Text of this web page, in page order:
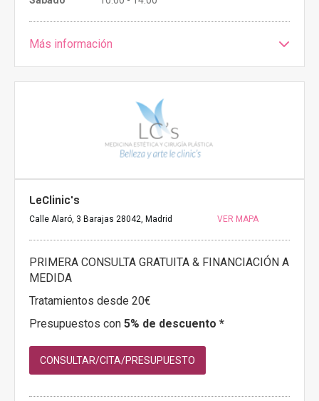
Más información
LeClinic's
Calle Alaró, 3 Barajas 28042, Madrid VER MAPA
PRIMERA CONSULTA GRATUITA & FINANCIACIÓN A
MEDIDA
Tratamientos desde 20€
Presupuestos con 5% de descuento *
CONSULTAR/CITA/PRESUPUESTO